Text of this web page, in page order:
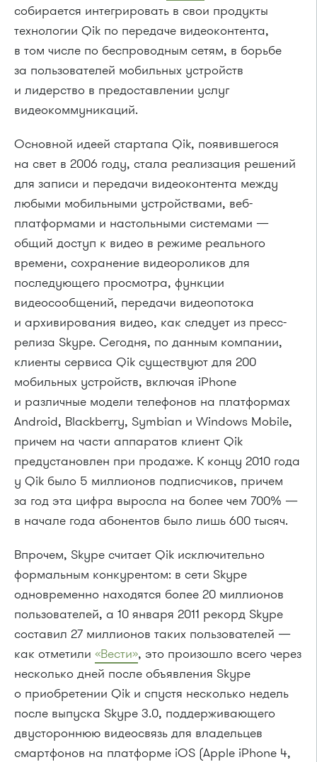
собирается интегрировать в свои продукты
технологии Qik по передаче видеоконтента,
в том числе по беспроводным сетям, в борьбе
за пользователей мобильных устройств
и лидерство в предоставлении услуг
видеокоммуникаций.
Основной идеей стартапа Qik, появившегося
на свет в 2006 году, стала реализация решений
для записи и передачи видеоконтента между
любыми мобильными устройствами, веб-
платформами и настольными системами —
общий доступ к видео в режиме реального
времени, сохранение видеороликов для
последующего просмотра, функции
видеосообщений, передачи видеопотока
и архивирования видео, как следует из пресс-
релиза Skype. Сегодня, по данным компании,
клиенты сервиса Qik существуют для 200
мобильных устройств, включая iPhone
и различные модели телефонов на платформах
Android, Blackberry, Symbian и Windows Mobile,
причем на части аппаратов клиент Qik
предустановлен при продаже. К концу 2010 года
у Qik было 5 миллионов подписчиков, причем
за год эта цифра выросла на более чем 700% —
в начале года абонентов было лишь 600 тысяч.
Впрочем, Skype считает Qik исключительно
формальным конкурентом: в сети Skype
одновременно находятся более 20 миллионов
пользователей, а 10 января 2011 рекорд Skype
составил 27 миллионов таких пользователей —
как отметили «Вести», это произошло всего через
несколько дней после объявления Skype
о приобретении Qik и спустя несколько недель
после выпуска Skype 3.0, поддерживающего
двустороннюю видеосвязь для владельцев
смартфонов на платформе iOS (Apple iPhone 4,